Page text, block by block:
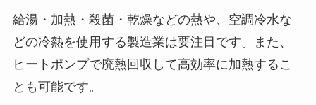
給湯・加熱・殺菌・乾燥などの熱や、空調冷水な
どの冷熱を使用する製造業は要注目です。また、
ヒートポンプで廃熱回収して高効率に加熱するこ
とも可能です。